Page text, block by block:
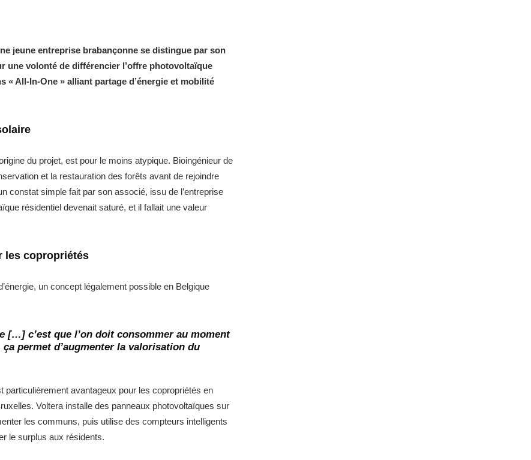
jeune entreprise brabançonne se distingue par son
une volonté de différencier l’offre photovoltaïque
All-In-One » alliant partage d’énergie et mobilité
du projet, est pour le moins atypique. Bioingénieur de
et la restauration des forêts avant de rejoindre
constat simple fait par son associé, issu de l’entreprise
résidentiel devenait saturé, et il fallait une valeur
les copropriétés
un concept légalement possible en Belgique
c’est que l’on doit consommer au moment
permet d’augmenter la valorisation du
particulièrement avantageux pour les copropriétés en
Voltera installe des panneaux photovoltaïques sur
les communs, puis utilise des compteurs intelligents
le surplus aux résidents.